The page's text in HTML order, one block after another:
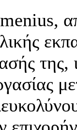
της,